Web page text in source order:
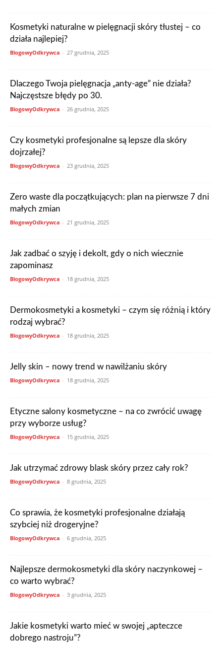
Kosmetyki naturalne w pielęgnacji skóry tłustej – co
działa najlepiej?
BlogowyOdkrywca - 27 grudnia, 2025
Dlaczego Twoja pielęgnacja „anty-age” nie działa?
Najczęstsze błędy po 30.
BlogowyOdkrywca - 26 grudnia, 2025
Czy kosmetyki profesjonalne są lepsze dla skóry
dojrzałej?
BlogowyOdkrywca - 23 grudnia, 2025
Zero waste dla początkujących: plan na pierwsze 7 dni
małych zmian
BlogowyOdkrywca - 21 grudnia, 2025
Jak zadbać o szyję i dekolt, gdy o nich wiecznie
zapominasz
BlogowyOdkrywca - 18 grudnia, 2025
Dermokosmetyki a kosmetyki – czym się różnią i który
rodzaj wybrać?
BlogowyOdkrywca - 18 grudnia, 2025
Jelly skin – nowy trend w nawilżaniu skóry
BlogowyOdkrywca - 18 grudnia, 2025
Etyczne salony kosmetyczne – na co zwrócić uwagę
przy wyborze usług?
BlogowyOdkrywca - 15 grudnia, 2025
Jak utrzymać zdrowy blask skóry przez cały rok?
BlogowyOdkrywca - 8 grudnia, 2025
Co sprawia, że kosmetyki profesjonalne działają
szybciej niż drogeryjne?
BlogowyOdkrywca - 6 grudnia, 2025
Najlepsze dermokosmetyki dla skóry naczynkowej –
co warto wybrać?
BlogowyOdkrywca - 3 grudnia, 2025
Jakie kosmetyki warto mieć w swojej „apteczce
dobrego nastroju”?